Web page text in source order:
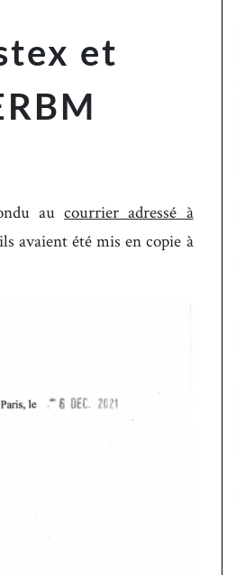
et
aucourrier adressé à
avaient été mis en copie à